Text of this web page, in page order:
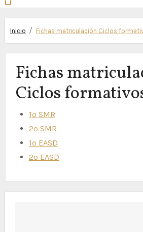
Inicio Fichas matriculación Ciclos
Fichas
Ciclos
1º SMR
2º SMR
1º EASD
2º EASD